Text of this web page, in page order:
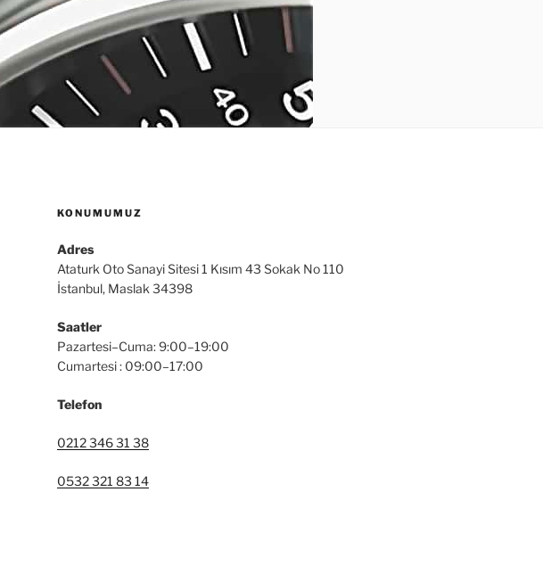
KONUMUMUZ
Adres
Ataturk Oto Sanayi Sitesi 1 Kısım 43 Sokak No 110
İstanbul, Maslak 34398
Saatler
Pazartesi–Cuma: 9:00–19:00
Cumartesi : 09:00–17:00
Telefon
0212 346 31 38
0532 321 83 14